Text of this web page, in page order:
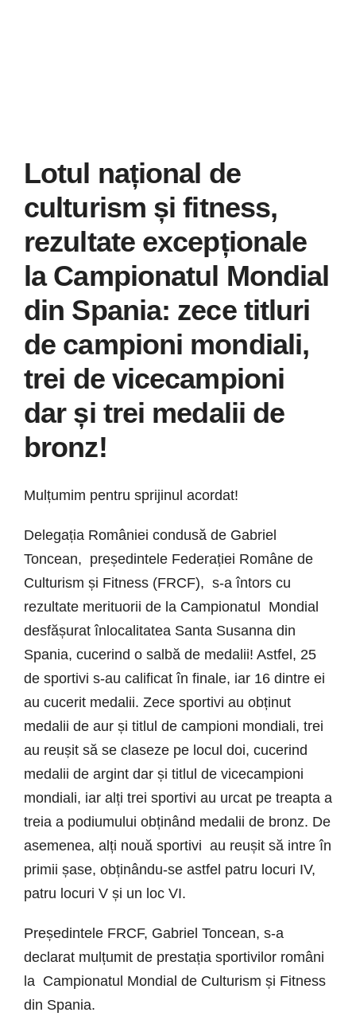
Lotul național de
culturism și fitness,
rezultate excepționale
la Campionatul Mondial
din Spania: zece titluri
de campioni mondiali,
trei de vicecampioni
dar și trei medalii de
bronz!
Mulțumim pentru sprijinul acordat!
Delegația României condusă de Gabriel
Toncean, președintele Federației Române de
Culturism și Fitness (FRCF), s-a întors cu
rezultate merituorii de la Campionatul Mondial
desfășurat înlocalitatea Santa Susanna din
Spania, cucerind o salbă de medalii! Astfel, 25
de sportivi s-au calificat în finale, iar 16 dintre ei
au cucerit medalii. Zece sportivi au obținut
medalii de aur și titlul de campioni mondiali, trei
au reușit să se claseze pe locul doi, cucerind
medalii de argint dar și titlul de vicecampioni
mondiali, iar alți trei sportivi au urcat pe treapta a
treia a podiumului obținând medalii de bronz. De
asemenea, alți nouă sportivi au reușit să intre în
primii șase, obținându-se astfel patru locuri IV,
patru locuri V și un loc VI.
Președintele FRCF, Gabriel Toncean, s-a
declarat mulțumit de prestația sportivilor români
la Campionatul Mondial de Culturism și Fitness
din Spania.